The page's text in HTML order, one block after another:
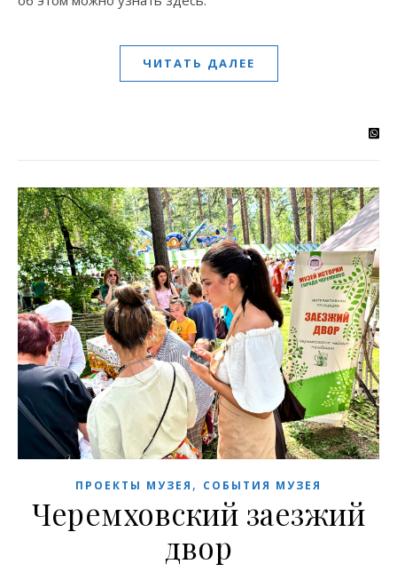
ЧИТАТЬ ДАЛЕЕ
ПРОЕКТЫ МУЗЕЯ , СОБЫТИЯ МУЗЕЯ
Черемховский заезжий
двор